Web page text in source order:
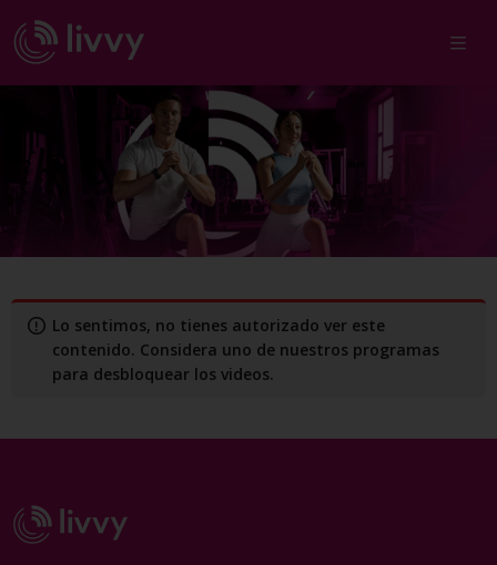
PRESS DE PECHO
Lo sentimos, no tienes autorizado ver este
contenido. Considera uno de nuestros programas
para desbloquear los videos.